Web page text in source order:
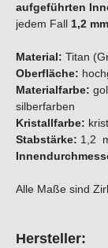
aufgeführten
jedem Fall 1,2 mm
Material: Titan
Oberfläche:
Materialfarbe:
silberfarben
Kristallfarbe:
Stabstärke: 1,2
Alle Maße sind
Hersteller: